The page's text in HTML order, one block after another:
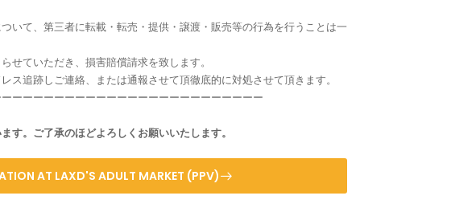
いて、第三者に転載・転売・提供・譲渡・販売等の行為を行うことは一
せていただき、損害賠償請求を致します。
ス追跡しご連絡、または通報させて頂徹底的に対処させて頂きます。
ーーーーーーーーーーーーーーーーーーーーーーーー
。ご了承のほどよろしくお願いいたします。
AT LAXD'S ADULT MARKET (PPV)